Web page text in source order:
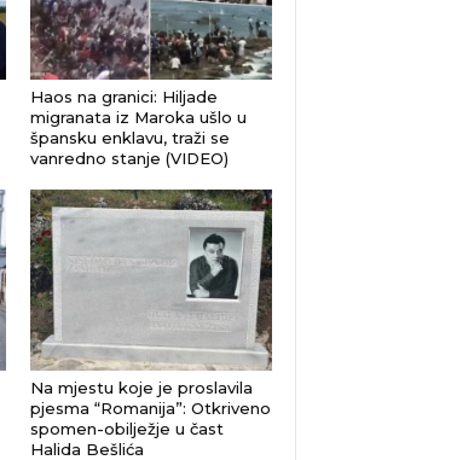
Haos na granici: Hiljade
migranata iz Maroka ušlo u
špansku enklavu, traži se
vanredno stanje (VIDEO)
Na mjestu koje je proslavila
pjesma “Romanija”: Otkriveno
spomen-obilježje u čast
Halida Bešlića